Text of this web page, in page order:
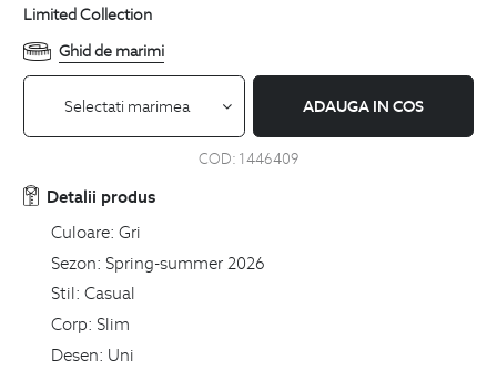
Limited Collection
Ghid de marimi
Selectati marimea ADAUGA IN COS
COD: 1446409
Detalii produs
Culoare: Gri
Sezon: Spring-summer 2026
Stil: Casual
Corp: Slim
Desen: Uni